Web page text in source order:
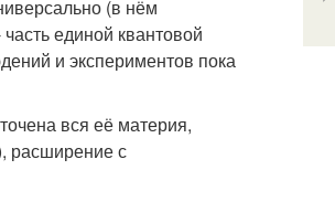
(в нём
единой квантовой
и экспериментов пока
вся её материя,
расширение с